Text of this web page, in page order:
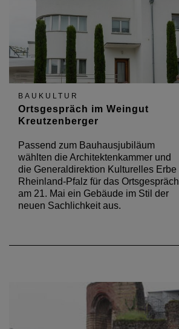
BAUKULTUR
Ortsgespräch im Weingut
Kreutzenberger
Passend zum Bauhausjubiläum
wählten die Architektenkammer und
die Generaldirektion Kulturelles Erbe
Rheinland-Pfalz für das Ortsgespräch
am 21. Mai ein Gebäude im Stil der
neuen Sachlichkeit aus.